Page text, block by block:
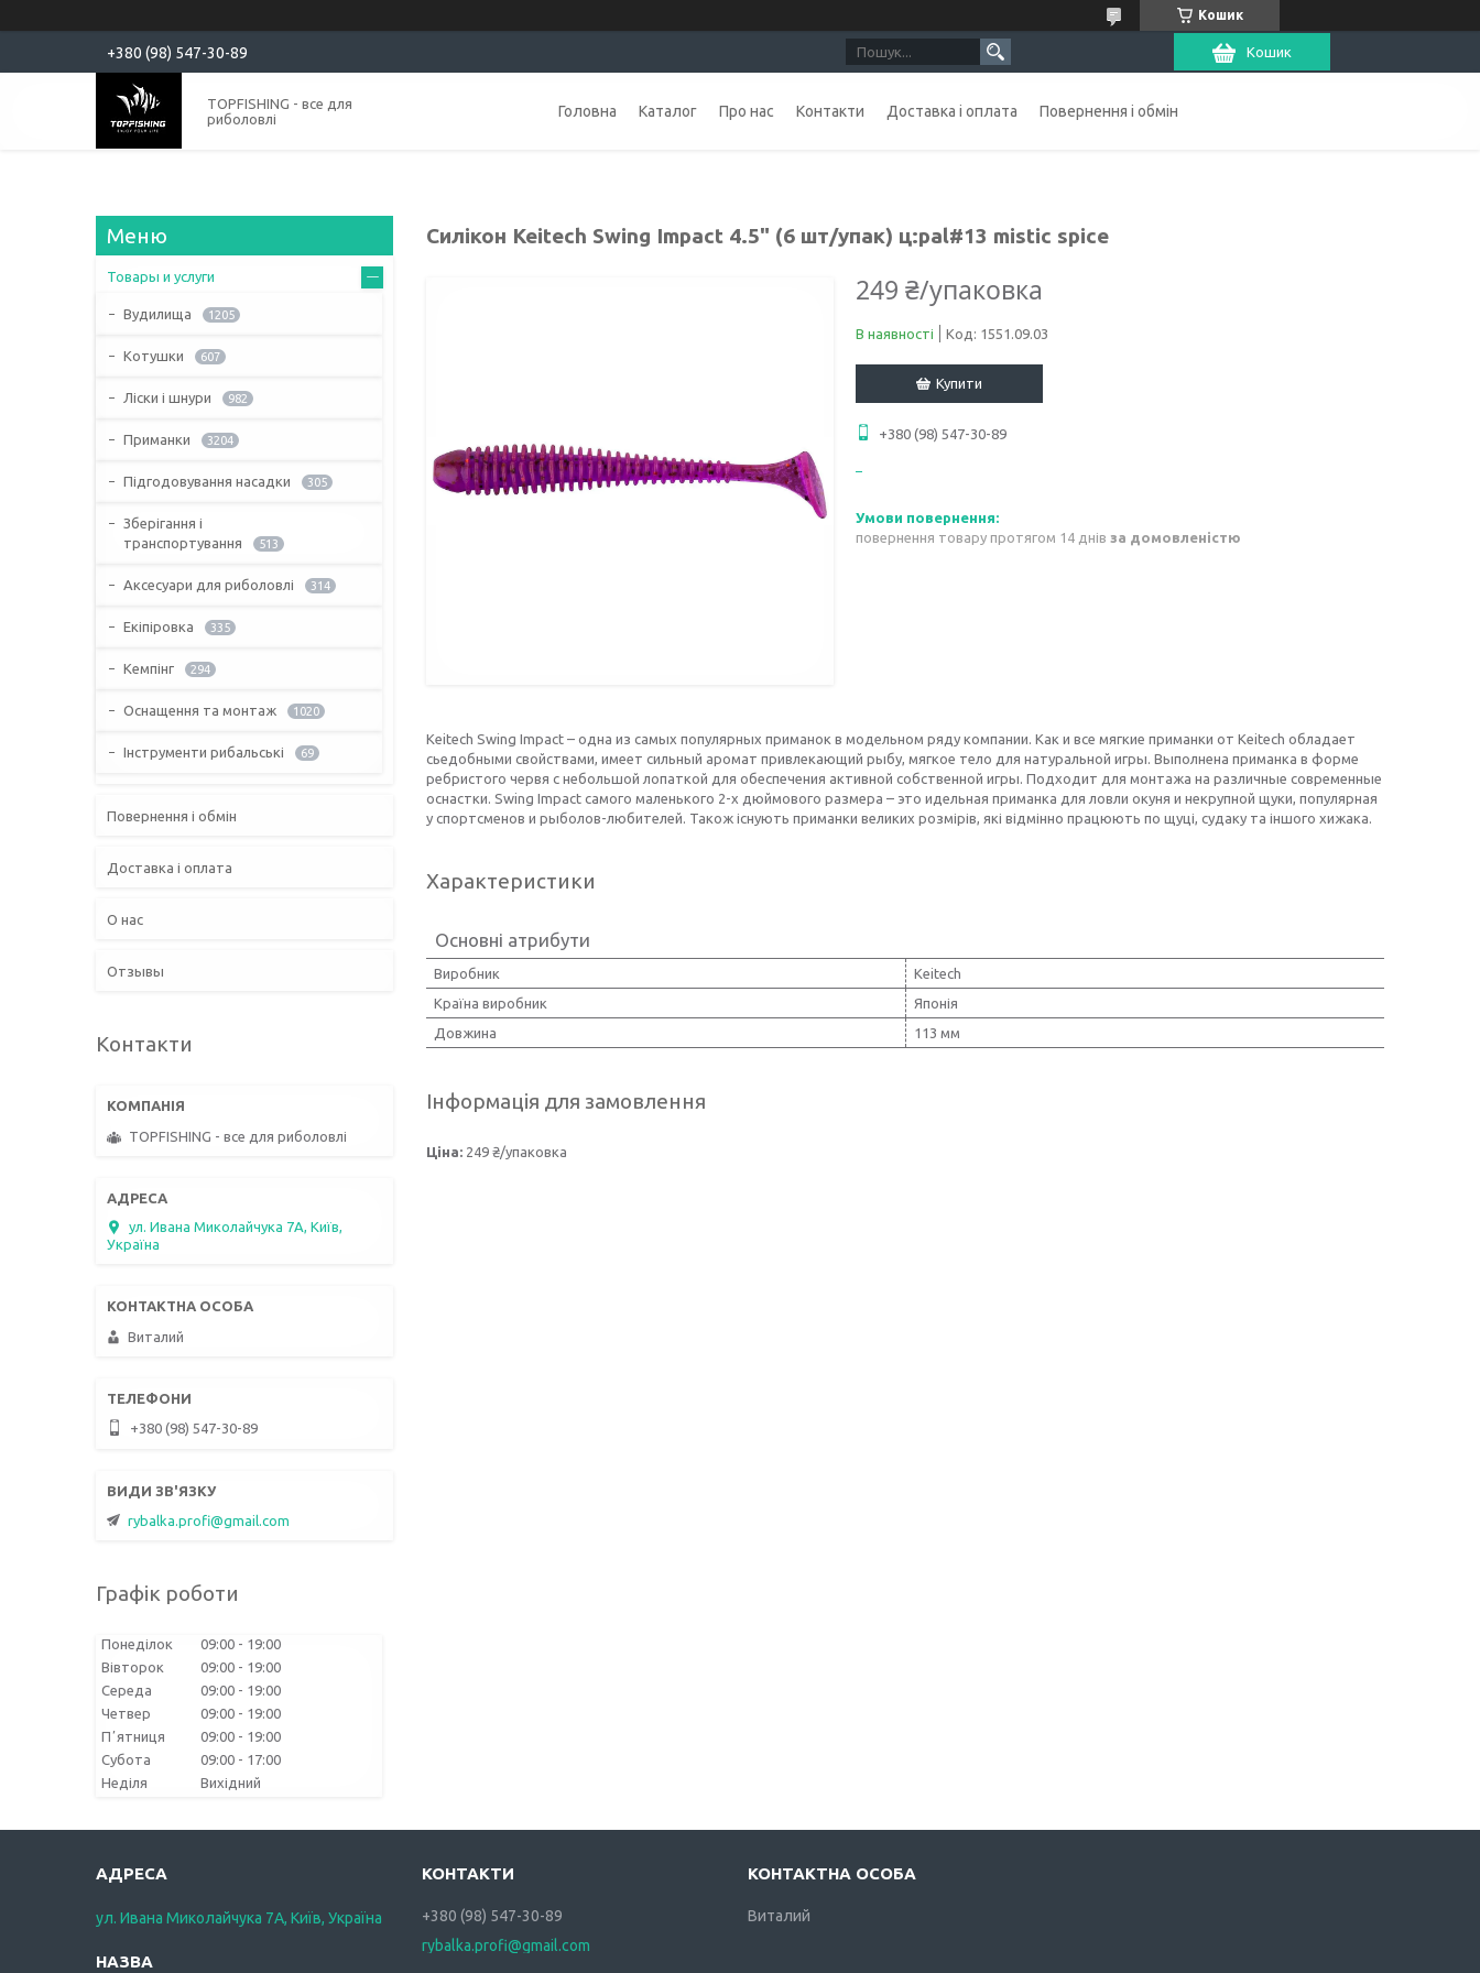
Кошик
+380 (98) 547-30-89 Кошик
TOPFISHING - все для
риболовлі
Головна Каталог Про нас Контакти Доставка і оплата Повернення і обмін
Силікон Keitech Swing Impact 4.5" (6 шт/упак) ц:pal#13 mistic spice
249 ₴/упаковка
В наявності Код: 1551.09.03
Купити
+380 (98) 547-30-89
повернення товару протягом 14 днів за домовленістю
Keitech Swing Impact – одна из самых популярных приманок в модельном ряду компании. Как и все мягкие приманки от Keitech обладает
сьедобными свойствами, имеет сильный аромат привлекающий рыбу, мягкое тело для натуральной игры. Выполнена приманка в форме
ребристого червя с небольшой лопаткой для обеспечения активной собственной игры. Подходит для монтажа на различные современные
оснастки. Swing Impact самого маленького 2-х дюймового размера – это идельная приманка для ловли окуня и некрупной щуки, популярная
у спортсменов и рыболов-любителей. Також існують приманки великих розмірів, які відмінно працюють по щуці, судаку та іншого хижака.
Характеристики
Основні атрибути
Виробник
Keitech
Країна виробник
Японія
Довжина
113 мм
Інформація для замовлення
Ціна: 249 ₴/упаковка
Товары и услуги
Вудилища 1205
Котушки 607
Ліски і шнури 982
Приманки 3204
Підгодовування насадки 305
Зберігання і
транспортування
513
Аксесуари для риболовлі 314
Екіпіровка 335
Кемпінг 294
Оснащення та монтаж 1020
Інструменти рибальські 69
Повернення і обмін
Доставка і оплата
О нас
Отзывы
Контакти
TOPFISHING - все для риболовлі
ул. Ивана Миколайчука 7А, Київ,
Україна
Виталий
+380 (98) 547-30-89
rybalka.profi@gmail.com
Графік роботи
Понеділок 09:00
19:00
Вівторок
09:00
19:00
Середа
09:00
19:00
Четвер
09:00
19:00
Пʼятниця
09:00
19:00
Субота
09:00
17:00
Неділя
Вихідний
ул. Ивана Миколайчука 7А, Київ, Україна
+380 (98) 547-30-89
rybalka.profi@gmail.com
Виталий